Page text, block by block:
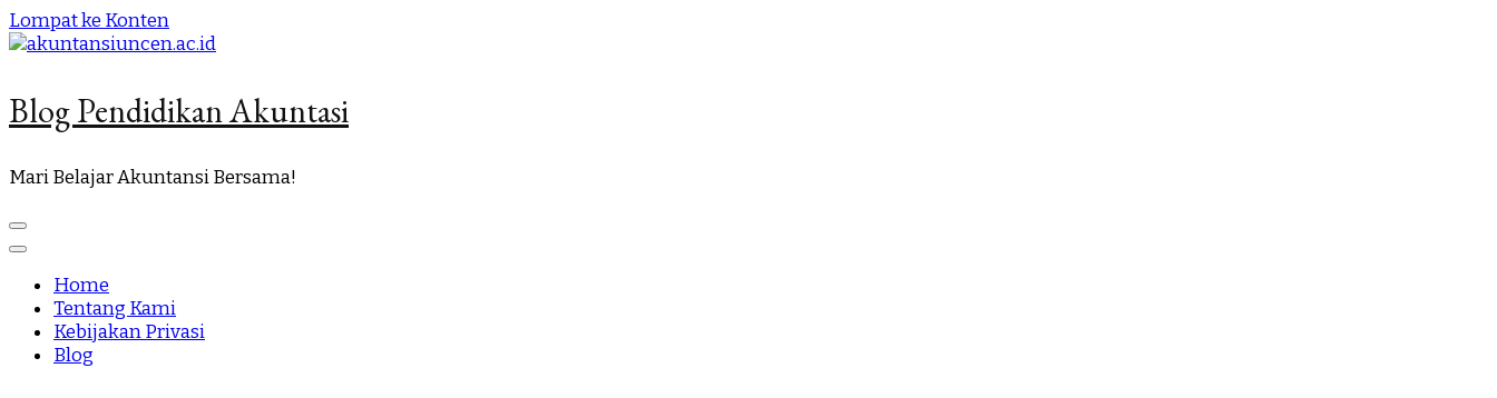
Lompat ke Konten
Blog Pendidikan Akuntasi
Mari Belajar Akuntansi Bersama!
Home
Tentang Kami
Kebijakan Privasi
Blog